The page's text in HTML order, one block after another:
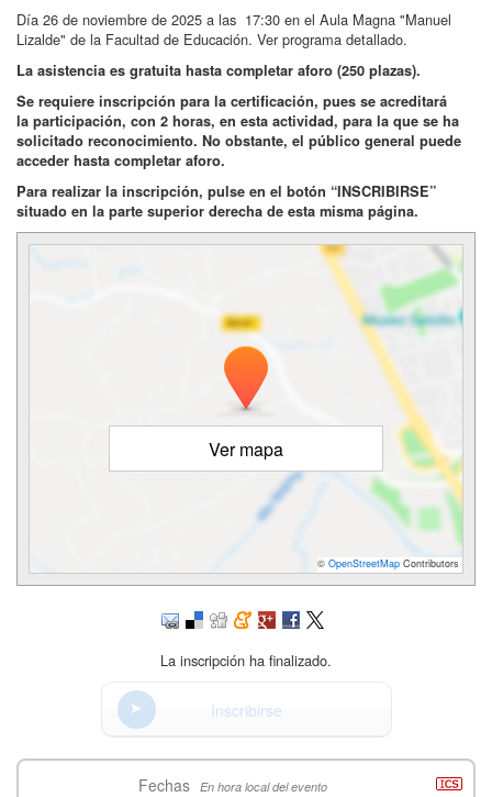
Día 26 de noviembre de 2025 a las 17:30 en el Aula Magna "Manuel
Lizalde" de la Facultad de Educación. Ver programa detallado.
La asistencia es gratuita hasta completar aforo (250 plazas).
Se requiere inscripción para la certificación, pues se acreditará
la participación, con 2 horas, en esta actividad, para la que se ha
solicitado reconocimiento. No obstante, el público general puede
acceder hasta completar aforo.
Para realizar la inscripción, pulse en el botón “INSCRIBIRSE”
situado en la parte superior derecha de esta misma página.
Ver mapa
© OpenStreetMap Contributors
La inscripción ha finalizado.
Inscribirse
Fechas En hora local del evento